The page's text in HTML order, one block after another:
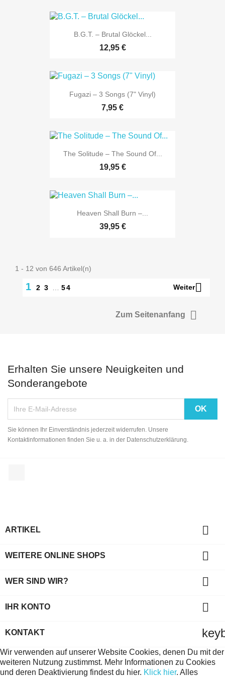
B.G.T. ‎– Brutal Glöckel...
12,95 €
Fugazi ‎– 3 Songs (7" Vinyl)
7,95 €
The Solitude – The Sound Of...
19,95 €
Heaven Shall Burn ‎–...
39,95 €
1 - 12 von 646 Artikel(n)
1 2 3 54 Weiter
Zum Seitenanfang 
Erhalten Sie unsere Neuigkeiten und
Sonderangebote
Sie können Ihr Einverständnis jederzeit widerrufen. Unsere
Kontaktinformationen finden Sie u. a. in der Datenschutzerklärung.
ARTIKEL 
WEITERE ONLINE SHOPS 
WER SIND WIR? 
IHR KONTO 
KONTAKT
Wir verwenden auf unserer Website Cookies, denen Du mit der
weiteren Nutzung zustimmst. Mehr Informationen zu Cookies
und deren Deaktivierung findest du hier. Klick hier. Alles